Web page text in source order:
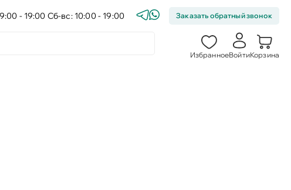
- 19:00 Сб-вс: 10:00 - 19:00 Заказать обратный звонок
ИзбранноеВойтиКорзина